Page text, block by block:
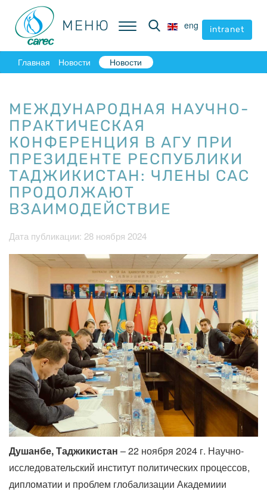
МЕНЮ eng intranet
МЕНЮ eng intranet
Главная Новости Новости
МЕЖДУНАРОДНАЯ НАУЧНО-
ПРАКТИЧЕСКАЯ
КОНФЕРЕНЦИЯ В АГУ ПРИ
ПРЕЗИДЕНТЕ РЕСПУБЛИКИ
ТАДЖИКИСТАН: ЧЛЕНЫ САС
ПРОДОЛЖАЮТ
ВЗАИМОДЕЙСТВИЕ
Дата публикации: 28 ноября 2024
Душанбе, Таджикистан – 22 ноября 2024 г. Научно-
исследовательский институт политических процессов,
дипломатии и проблем глобализации Академиии